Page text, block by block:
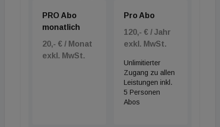
soll nachhaltig gefördert werden.
PRO Abo
monatlich
20,- € / Monat
exkl. MwSt.
Pro Abo
120,- € / Jahr
exkl. MwSt.
Unlimitierter
Zugang zu allen
Leistungen inkl.
5 Personen
Abos